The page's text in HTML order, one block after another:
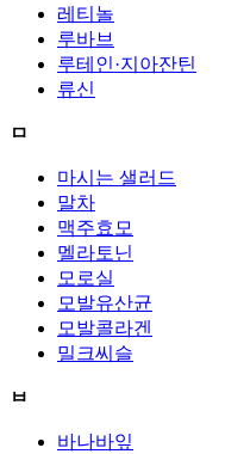
레티놀
루바브
루테인·지아잔틴
류신
ㅁ
마시는 샐러드
말차
맥주효모
멜라토닌
모로실
모발유산균
모발콜라겐
밀크씨슬
ㅂ
바나바잎